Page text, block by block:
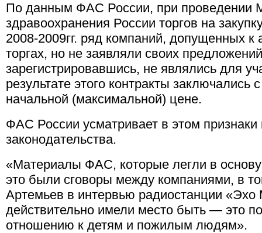
По данным ФАС России, при проведении
здравоохранения России торгов на
2008-2009гг. ряд компаний, допущенных к
торгах, но не заявляли своих
зарегистрировавшись, не являлись для
результате этого контракты
начальной (максимальной) цене.
ФАС России усматривает в этом
законодательства.
«Материалы ФАС, которые легли в
это были сговоры между компаниями, в
Артемьев в интервью радиостанции
действительно имели место быть — это
отношению к детям и пожилым людям».